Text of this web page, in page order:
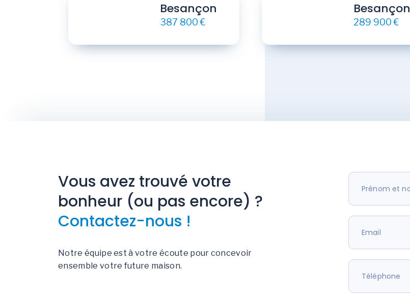
Besançon
387 800 €
Besançon
289 900 €
Vous avez trouvé votre
bonheur (ou pas encore) ?
Contactez-nous !
Notre équipe est à votre écoute pour concevoir
ensemble votre future maison.